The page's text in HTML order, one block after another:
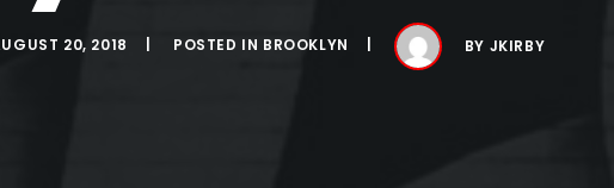
20, 2018 POSTED IN BROOKLYN BY JKIRBY